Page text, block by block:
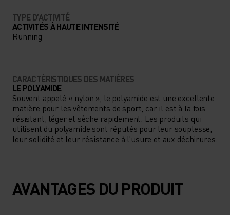
TYPE D’ACTIVITÉ
ACTIVITÉS À HAUTE INTENSITÉ
Running
CARACTÉRISTIQUES DES MATIÈRES
LE POLYAMIDE
Souvent appelé « nylon », le polyamide est une excellente
matière pour les vêtements de sport, car il est à la fois
résistant, léger et sèche rapidement. Les produits qui
utilisent du polyamide sont réputés pour leur souplesse,
leur solidité et leur résistance à l’usure et aux déchirures.
AVANTAGES DU PRODUIT